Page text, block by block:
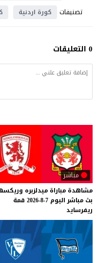
تصنيفات كورة اردنية
0 التعليقات
مباشر
مشاهدة مباراة ميدلزبره
بث مباشر اليوم 7-8-2026
قمة
ريفرسايد